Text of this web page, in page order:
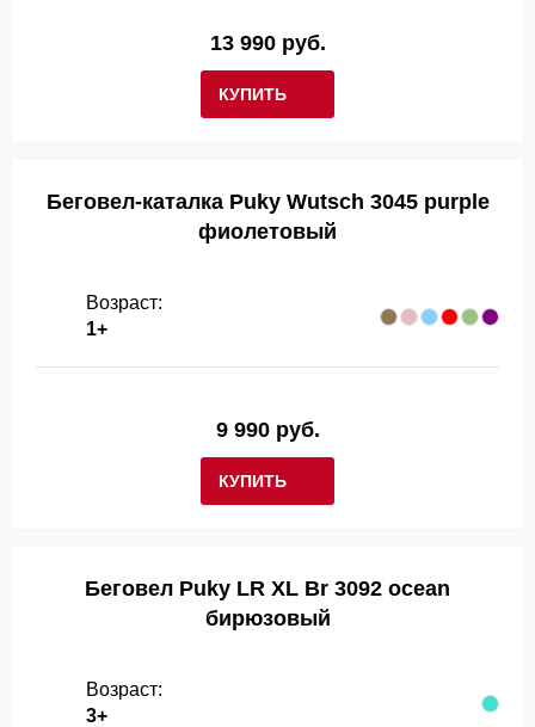
КУПИТЬ
13 990 руб.
Беговел-каталка Puky Wutsch 3045 purple
фиолетовый
Возраст:
1+
КУПИТЬ
9 990 руб.
Беговел Puky LR XL Br 3092 ocean
бирюзовый
Возраст:
3+